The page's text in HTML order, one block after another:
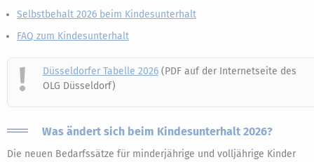
Selbstbehalt 2026 beim Kindesunterhalt
FAQ zum Kindesunterhalt
Düsseldorfer Tabelle 2026 (PDF auf der Internetseite des
OLG Düsseldorf)
Was ändert sich beim Kindesunterhalt 2026?
Die neuen Bedarfssätze für minderjährige und volljährige Kinder